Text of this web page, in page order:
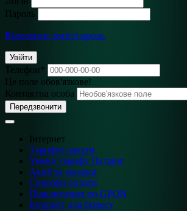
Пароль
Відновити логін/пароль
Увійти
Телефон*
Це поле обов'язкове!
Контактна особа
Передзвонити
Інтернет
Тарифні пакети
Умови тарифу Патріот
Акції та знижки
Способи оплати
Підключення по GPON
Інтернет для бізнесу